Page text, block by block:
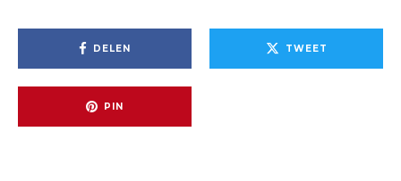
DELEN TWEET
PIN